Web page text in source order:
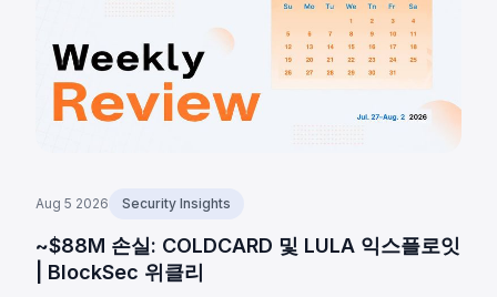
Aug 5 2026 Security Insights
~$88M 손실: COLDCARD 및 LULA 익스플로잇
| BlockSec 위클리